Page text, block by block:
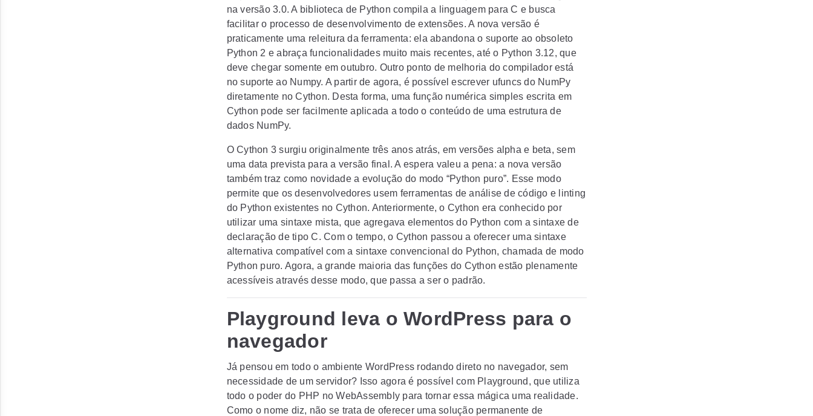
na versão 3.0. A biblioteca de Python compila a linguagem para C e busca
facilitar o processo de desenvolvimento de extensões. A nova versão é
praticamente uma releitura da ferramenta: ela abandona o suporte ao obsoleto
Python 2 e abraça funcionalidades muito mais recentes, até o Python 3.12, que
deve chegar somente em outubro. Outro ponto de melhoria do compilador está
no suporte ao Numpy. A partir de agora, é possível escrever ufuncs do NumPy
diretamente no Cython. Desta forma, uma função numérica simples escrita em
Cython pode ser facilmente aplicada a todo o conteúdo de uma estrutura de
dados NumPy.
O Cython 3 surgiu originalmente três anos atrás, em versões alpha e beta, sem
uma data prevista para a versão final. A espera valeu a pena: a nova versão
também traz como novidade a evolução do modo “Python puro”. Esse modo
permite que os desenvolvedores usem ferramentas de análise de código e linting
do Python existentes no Cython. Anteriormente, o Cython era conhecido por
utilizar uma sintaxe mista, que agregava elementos do Python com a sintaxe de
declaração de tipo C. Com o tempo, o Cython passou a oferecer uma sintaxe
alternativa compatível com a sintaxe convencional do Python, chamada de modo
Python puro. Agora, a grande maioria das funções do Cython estão plenamente
acessíveis através desse modo, que passa a ser o padrão.
Playground leva o WordPress para o
navegador
Já pensou em todo o ambiente WordPress rodando direto no navegador, sem
necessidade de um servidor? Isso agora é possível com Playground, que utiliza
todo o poder do PHP no WebAssembly para tornar essa mágica uma realidade.
Como o nome diz, não se trata de oferecer uma solução permanente de